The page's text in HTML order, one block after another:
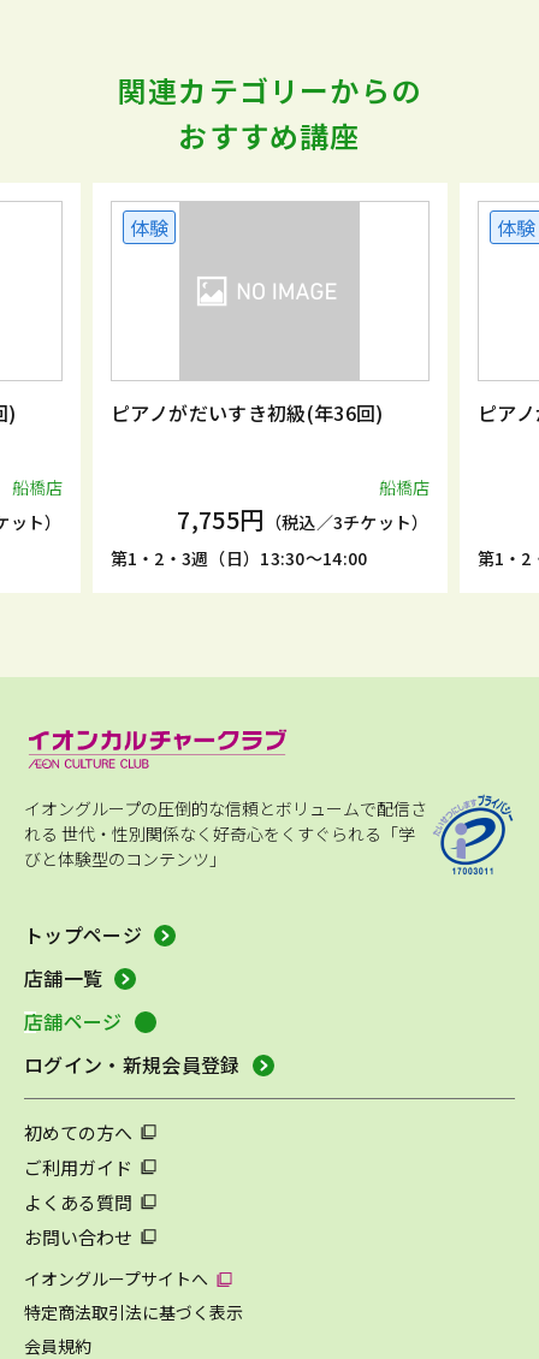
関連カテゴリーからの
おすすめ講座
)
船橋店
ト）
体験
ピアノがだいすき初級(年36回)
船橋店
7,755円 （税込／3チケット）
第1・2・3週（日）13:30～14:00
体験
ピア
第1・2
イオングループの圧倒的な信頼とボリュームで配信さ
れる 世代・性別関係なく好奇心をくすぐられる「学
びと体験型のコンテンツ」
トップページ
店舗一覧
店舗ページ
ログイン・新規会員登録
初めての方へ
ご利用ガイド
よくある質問
お問い合わせ
イオングループサイトへ
特定商法取引法に基づく表示
会員規約